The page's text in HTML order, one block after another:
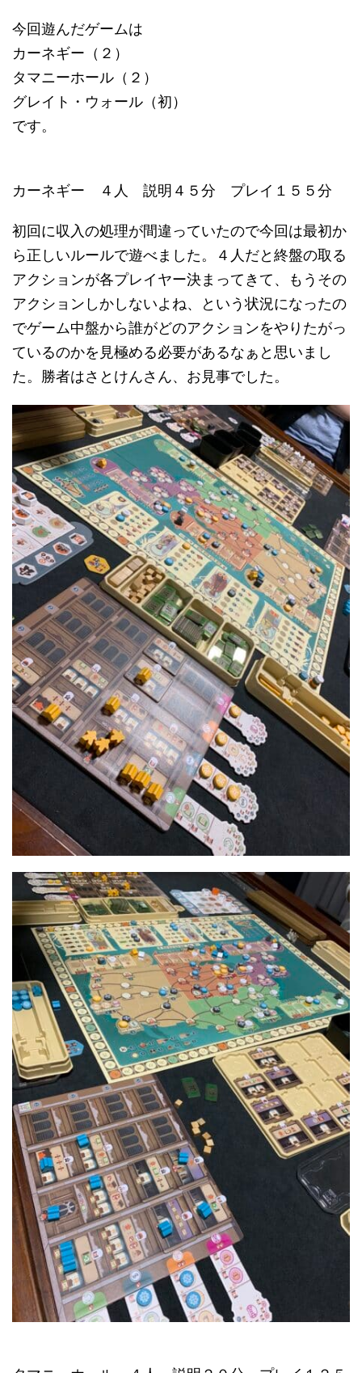
今回遊んだゲームは
カーネギー（２）
タマニーホール（２）
グレイト・ウォール（初）
です。
カーネギー ４人 説明４５分 プレイ１５５分
初回に収入の処理が間違っていたので今回は最初か
ら正しいルールで遊べました。４人だと終盤の取る
アクションが各プレイヤー決まってきて、もうその
アクションしかしないよね、という状況になったの
でゲーム中盤から誰がどのアクションをやりたがっ
ているのかを見極める必要があるなぁと思いまし
た。勝者はさとけんさん、お見事でした。